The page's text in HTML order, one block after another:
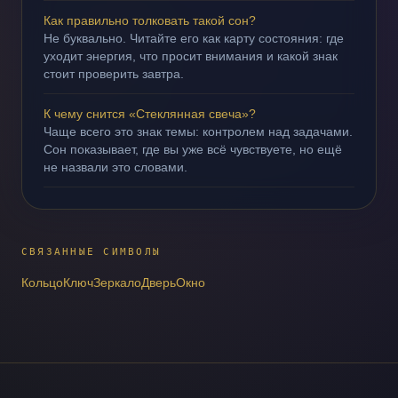
Как правильно толковать такой сон?
Не буквально. Читайте его как карту состояния: где
уходит энергия, что просит внимания и какой знак
стоит проверить завтра.
К чему снится «Стеклянная свеча»?
Чаще всего это знак темы: контролем над задачами.
Сон показывает, где вы уже всё чувствуете, но ещё
не назвали это словами.
СВЯЗАННЫЕ СИМВОЛЫ
КольцоКлючЗеркалоДверьОкно